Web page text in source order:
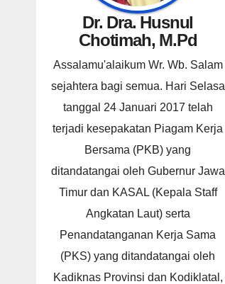
Dr. Dra. Husnul
Chotimah, M.Pd
Assalamu'alaikum Wr. Wb. Salam
sejahtera bagi semua. Hari Selasa
tanggal 24 Januari 2017 telah
terjadi kesepakatan Piagam Kerja
Bersama (PKB) yang
ditandatangai oleh Gubernur Jawa
Timur dan KASAL (Kepala Staff
Angkatan Laut) serta
Penandatanganan Kerja Sama
(PKS) yang ditandatangai oleh
Kadiknas Provinsi dan Kodiklatal,